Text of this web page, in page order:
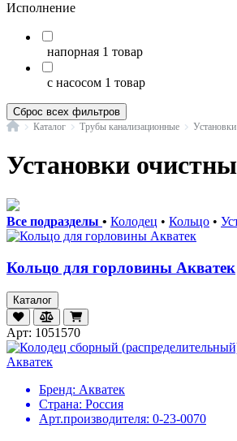
Исполнение
напорная 1 товар
с насосом 1 товар
Сброс всех фильтров
ГлавнаяКаталог Трубы канализационные
Установки
Все подразделы • Колодец • Кольцо •
Кольцо для горловины Акватек
Каталог
Арт: 1051570
Бренд: Акватек
Страна: Россия
Арт.производителя: 0-23-0070